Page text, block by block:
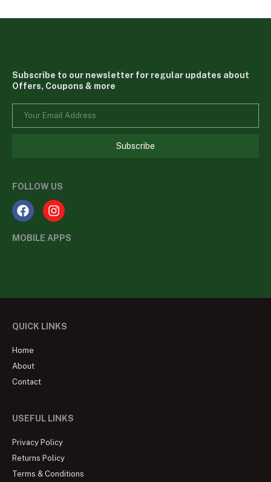
Subscribe to our newsletter for regular updates about
Offers, Coupons & more
Subscribe
FOLLOW US
MOBILE APPS
QUICK LINKS
Home
About
Contact
USEFUL LINKS
Privacy Policy
Returns Policy
Terms & Conditions